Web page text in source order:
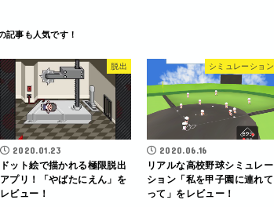
脱出
2020.01.23
ドット絵で描かれる極限脱出
アプリ！「やばたにえん」を
レビュー！
シミュレーション
2020.06.16
リアルな高校野球シミュレー
ション「私を甲子園に連れて
って」をレビュー！